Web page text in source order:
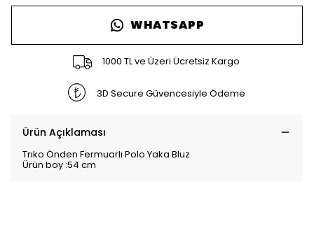
WHATSAPP
1000 TL ve Üzeri Ücretsiz Kargo
3D Secure Güvencesiyle Ödeme
Ürün Açıklaması
Trıko Önden Fermuarlı Polo Yaka Bluz
Ürün boy :54 cm